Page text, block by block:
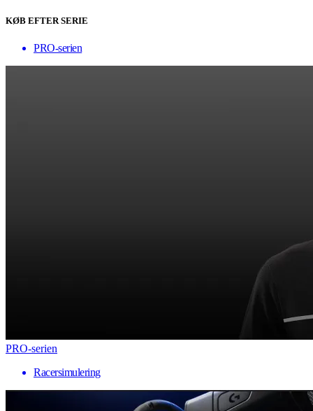
KØB EFTER SERIE
PRO-serien
PRO-serien
Racersimulering